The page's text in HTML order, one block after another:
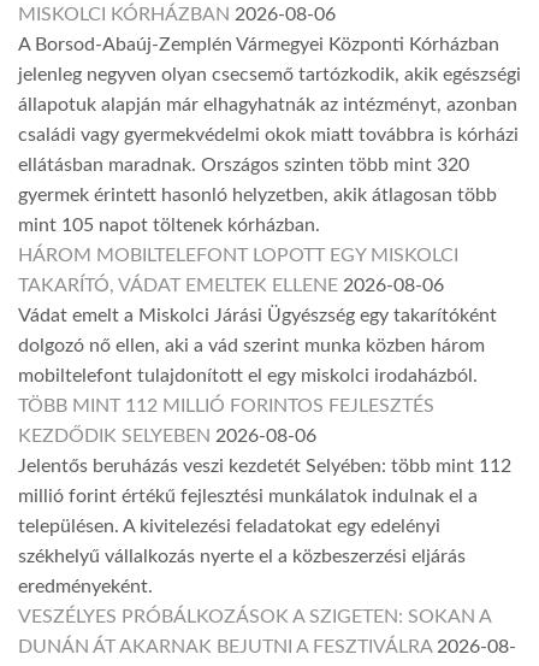
MISKOLCI KÓRHÁZBAN 2026-08-06
A Borsod-Abaúj-Zemplén Vármegyei Központi Kórházban
jelenleg negyven olyan csecsemő tartózkodik, akik egészségi
állapotuk alapján már elhagyhatnák az intézményt, azonban
családi vagy gyermekvédelmi okok miatt továbbra is kórházi
ellátásban maradnak. Országos szinten több mint 320
gyermek érintett hasonló helyzetben, akik átlagosan több
mint 105 napot töltenek kórházban.
HÁROM MOBILTELEFONT LOPOTT EGY MISKOLCI
TAKARÍTÓ, VÁDAT EMELTEK ELLENE 2026-08-06
Vádat emelt a Miskolci Járási Ügyészség egy takarítóként
dolgozó nő ellen, aki a vád szerint munka közben három
mobiltelefont tulajdonított el egy miskolci irodaházból.
TÖBB MINT 112 MILLIÓ FORINTOS FEJLESZTÉS
KEZDŐDIK SELYEBEN 2026-08-06
Jelentős beruházás veszi kezdetét Selyében: több mint 112
millió forint értékű fejlesztési munkálatok indulnak el a
településen. A kivitelezési feladatokat egy edelényi
székhelyű vállalkozás nyerte el a közbeszerzési eljárás
eredményeként.
VESZÉLYES PRÓBÁLKOZÁSOK A SZIGETEN: SOKAN A
DUNÁN ÁT AKARNAK BEJUTNI A FESZTIVÁLRA 2026-08-